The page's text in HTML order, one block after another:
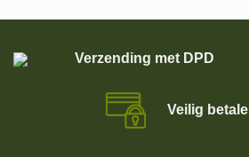
Verzending met DPD
Veilig